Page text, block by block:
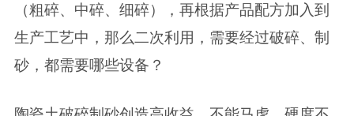
（粗碎、中碎、细碎），再根据产品配方加入到
生产工艺中，那么二次利用，需要经过破碎、制
砂，都需要哪些设备？